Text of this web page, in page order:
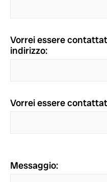
Vorrei essere
indirizzo:
Vorrei essere
Messaggio: